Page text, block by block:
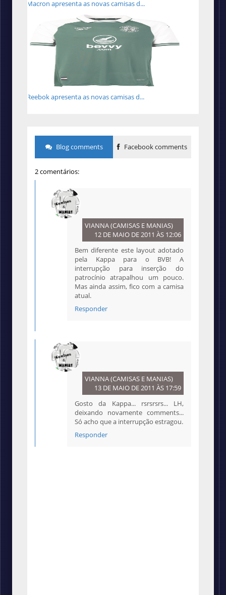
Macron apresenta as novas camisas d...
Reebok apresenta as novas camisas d...
Blog comments Facebook comments
2 comentários:
VIANNA (CAMISAS E MANIAS)
12 DE MAIO DE 2011 ÀS 12:06
Bem diferente este layout adotado
pela Kappa para o BVB! A
interrupção para inserção do
patrocínio atrapalhou um pouco.
Mas ainda assim, fico com a camisa
atual.
Responder
VIANNA (CAMISAS E MANIAS)
13 DE MAIO DE 2011 ÀS 17:59
Gosto da Kappa... rsrsrsrs... LH,
deixando novamente comments...
Só acho que a interrupção estragou.
Responder